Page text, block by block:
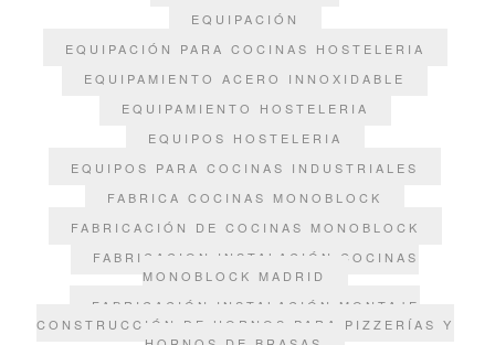
EQUIPACIÓN
EQUIPACIÓN PARA COCINAS HOSTELERIA
EQUIPAMIENTO ACERO INNOXIDABLE
EQUIPAMIENTO HOSTELERIA
EQUIPOS HOSTELERIA
EQUIPOS PARA COCINAS INDUSTRIALES
FABRICA COCINAS MONOBLOCK
FABRICACIÓN DE COCINAS MONOBLOCK
FABRICACION INSTALACIÓN COCINAS
MONOBLOCK MADRID
FABRICACIÓN INSTALACIÓN MONTAJE
CONSTRUCCIÓN DE HORNOS PARA PIZZERÍAS Y